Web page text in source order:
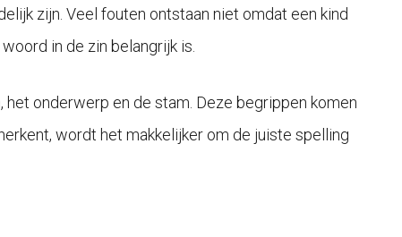
zijn. Veel fouten ontstaan niet omdat een kind
in de zin belangrijk is.
onderwerp en de stam. Deze begrippen komen
wordt het makkelijker om de juiste spelling